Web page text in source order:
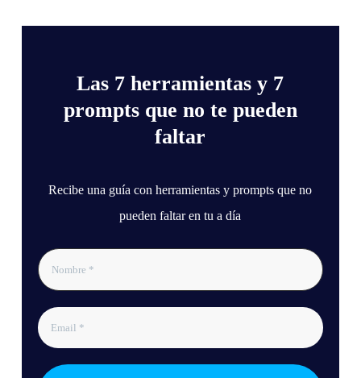
Las 7 herramientas y 7
prompts que no te pueden
faltar
Recibe una guía con herramientas y prompts que no
pueden faltar en tu a día